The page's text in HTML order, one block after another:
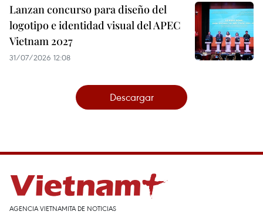
Lanzan concurso para diseño del
logotipo e identidad visual del APEC
Vietnam 2027
31/07/2026 12:08
Descargar
AGENCIA VIETNAMITA DE NOTICIAS